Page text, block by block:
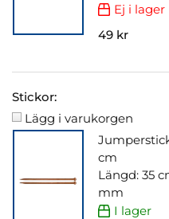
Ej i lager
49 kr
Stickor:
Lägg i varukorgen
cm
Längd: 35
mm
I lager